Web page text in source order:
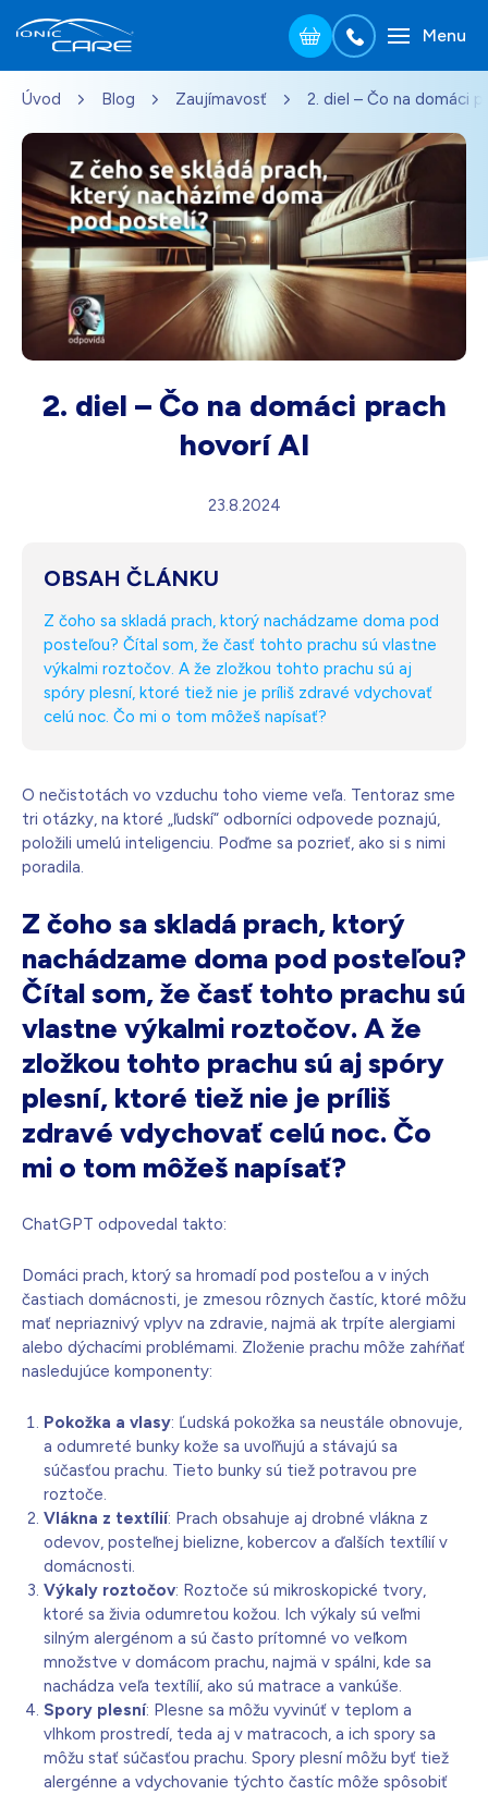
Přejít na hlavní obsah
Menu
Úvod Blog Zaujímavosť 2. diel – Čo na domáci
2. diel – Čo na domáci prach
hovorí AI
23.8.2024
OBSAH ČLÁNKU
Z čoho sa skladá prach, ktorý nachádzame doma pod
posteľou? Čítal som, že časť tohto prachu sú vlastne
výkalmi roztočov. A že zložkou tohto prachu sú aj
spóry plesní, ktoré tiež nie je príliš zdravé vdychovať
celú noc. Čo mi o tom môžeš napísať?
O nečistotách vo vzduchu toho vieme veľa. Tentoraz sme
tri otázky, na ktoré „ľudskí“ odborníci odpovede poznajú,
položili umelú inteligenciu. Poďme sa pozrieť, ako si s nimi
poradila.
Z čoho sa skladá prach, ktorý
nachádzame doma pod posteľou?
Čítal som, že časť tohto prachu sú
vlastne výkalmi roztočov. A že
zložkou tohto prachu sú aj spóry
plesní, ktoré tiež nie je príliš
zdravé vdychovať celú noc. Čo
mi o tom môžeš napísať?
ChatGPT odpovedal takto:
Domáci prach, ktorý sa hromadí pod posteľou a v iných
častiach domácnosti, je zmesou rôznych častíc, ktoré môžu
mať nepriaznivý vplyv na zdravie, najmä ak trpíte alergiami
alebo dýchacími problémami. Zloženie prachu môže zahŕňať
nasledujúce komponenty:
Pokožka a vlasy: Ľudská pokožka sa neustále obnovuje,
a odumreté bunky kože sa uvoľňujú a stávajú sa
súčasťou prachu. Tieto bunky sú tiež potravou pre
roztoče.
Vlákna z textílií: Prach obsahuje aj drobné vlákna z
odevov, posteľnej bielizne, kobercov a ďalších textílií v
domácnosti.
Výkaly roztočov: Roztoče sú mikroskopické tvory,
ktoré sa živia odumretou kožou. Ich výkaly sú veľmi
silným alergénom a sú často prítomné vo veľkom
množstve v domácom prachu, najmä v spálni, kde sa
nachádza veľa textílií, ako sú matrace a vankúše.
Spory plesní: Plesne sa môžu vyvinúť v teplom a
vlhkom prostredí, teda aj v matracoch, a ich spory sa
môžu stať súčasťou prachu. Spory plesní môžu byť tiež
alergénne a vdychovanie týchto častíc môže spôsobiť
Na sklade – doprava zdarma Darček pre vás po zadaní kódu
Drevo dub 164,00
Na sklade – doprava zdarma Darček pre vás po zadaní kódu
Perleťovo biela
Na sklade – doprava zdarma Darček pre vás po zadaní kódu
Na sklade – doprava zdarma Darček pre vás po zadaní kódu